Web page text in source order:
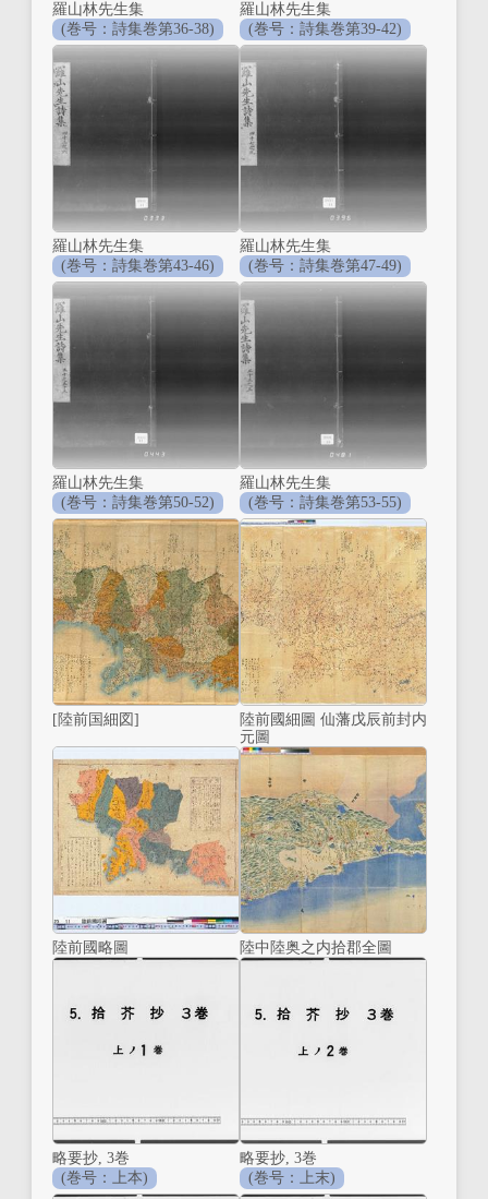
羅山林先生集
(巻号：詩集巻第36-38)
羅山林先生集
(巻号：詩集巻第39-42)
羅山林先生集
(巻号：詩集巻第43-46)
羅山林先生集
(巻号：詩集巻第47-49)
羅山林先生集
(巻号：詩集巻第50-52)
羅山林先生集
(巻号：詩集巻第53-55)
[陸前国細図]
陸前國細圖 仙藩戊辰前封内
元圖
陸前國略圖 陸中陸奥之内拾郡全圖
略要抄, 3巻
(巻号：上本)
略要抄, 3巻
(巻号：上末)